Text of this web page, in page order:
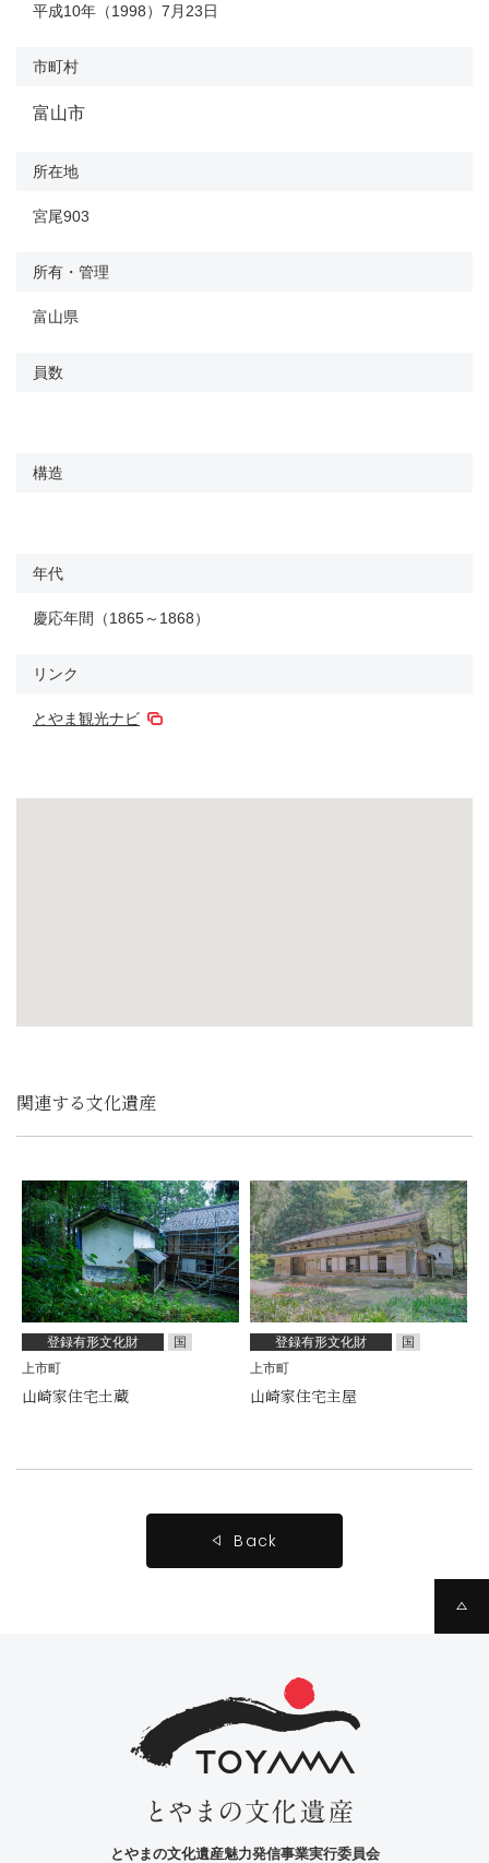
平成10年（1998）7月23日
市町村
富山市
所在地
宮尾903
所有・管理
富山県
員数
構造
年代
慶応年間（1865～1868）
リンク
とやま観光ナビ
関連する文化遺産
登録有形文化財
国
上市町
山崎家住宅土蔵
登録有形文化財
国
上市町
山崎家住宅主屋
Back
とやまの文化遺産魅力発信事業実行委員会